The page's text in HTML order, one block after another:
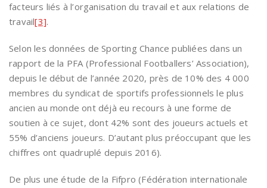
facteurs liés à l’organisation du travail et aux relations de
travail[3].
Selon les données de Sporting Chance publiées dans un
rapport de la PFA (Professional Footballers’ Association),
depuis le début de l’année 2020, près de 10% des 4 000
membres du syndicat de sportifs professionnels le plus
ancien au monde ont déjà eu recours à une forme de
soutien à ce sujet, dont 42% sont des joueurs actuels et
55% d’anciens joueurs. D’autant plus préoccupant que les
chiffres ont quadruplé depuis 2016).
De plus une étude de la Fifpro (Fédération internationale